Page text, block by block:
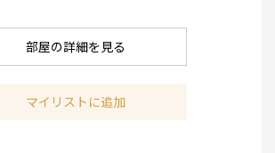
部屋の詳細を見る
マイリストに追加